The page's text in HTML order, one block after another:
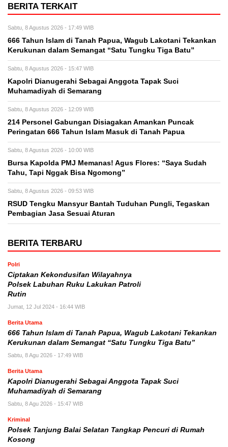
BERITA TERKAIT
Sabtu, 8 Agustus 2026 - 17:49 WIB
666 Tahun Islam di Tanah Papua, Wagub Lakotani Tekankan
Kerukunan dalam Semangat “Satu Tungku Tiga Batu”
Sabtu, 8 Agustus 2026 - 15:47 WIB
Kapolri Dianugerahi Sebagai Anggota Tapak Suci
Muhamadiyah di Semarang
Sabtu, 8 Agustus 2026 - 12:09 WIB
214 Personel Gabungan Disiagakan Amankan Puncak
Peringatan 666 Tahun Islam Masuk di Tanah Papua
Sabtu, 8 Agustus 2026 - 10:00 WIB
Bursa Kapolda PMJ Memanas! Agus Flores: “Saya Sudah
Tahu, Tapi Nggak Bisa Ngomong”
Sabtu, 8 Agustus 2026 - 09:53 WIB
RSUD Tengku Mansyur Bantah Tuduhan Pungli, Tegaskan
Pembagian Jasa Sesuai Aturan
BERITA TERBARU
Polri
Ciptakan Kekondusifan Wilayahnya
Polsek Labuhan Ruku Lakukan Patroli
Rutin
Jumat, 12 Jul 2024 - 16:44 WIB
Berita Utama
666 Tahun Islam di Tanah Papua, Wagub Lakotani Tekankan
Kerukunan dalam Semangat “Satu Tungku Tiga Batu”
Sabtu, 8 Agu 2026 - 17:49 WIB
Berita Utama
Kapolri Dianugerahi Sebagai Anggota Tapak Suci
Muhamadiyah di Semarang
Sabtu, 8 Agu 2026 - 15:47 WIB
Kriminal
Polsek Tanjung Balai Selatan Tangkap Pencuri di Rumah
Kosong